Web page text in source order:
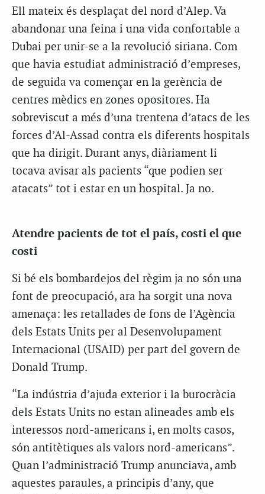
Ell mateix és desplaçat del nord d’Alep. Va
abandonar una feina i una vida confortable a
Dubai per unir-se a la revolució siriana. Com
que havia estudiat administració d’empreses,
de seguida va començar en la gerència de
centres mèdics en zones opositores. Ha
sobreviscut a més d’una trentena d’atacs de les
forces d’Al-Assad contra els diferents hospitals
que ha dirigit. Durant anys, diàriament li
tocava avisar als pacients “que podien ser
atacats” tot i estar en un hospital. Ja no.
Atendre pacients de tot el país, costi el que
costi
Si bé els bombardejos del règim ja no són una
font de preocupació, ara ha sorgit una nova
amenaça: les retallades de fons de l’Agència
dels Estats Units per al Desenvolupament
Internacional (USAID) per part del govern de
Donald Trump.
“La indústria d’ajuda exterior i la burocràcia
dels Estats Units no estan alineades amb els
interessos nord-americans i, en molts casos,
són antitètiques als valors nord-americans”.
Quan l’administració Trump anunciava, amb
aquestes paraules, a principis d’any, que